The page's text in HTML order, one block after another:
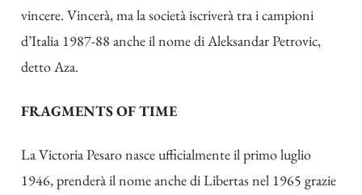
vincere. Vincerà, ma la società iscriverà tra i campioni
d’Italia 1987-88 anche il nome di Aleksandar Petrovic,
detto Aza.
FRAGMENTS OF TIME
La Victoria Pesaro nasce ufficialmente il primo luglio
1946, prenderà il nome anche di Libertas nel 1965 grazie